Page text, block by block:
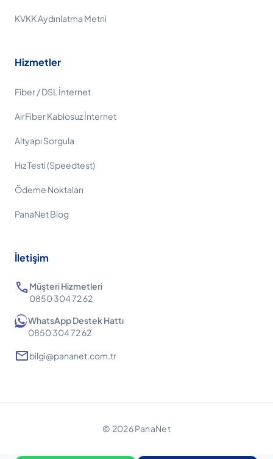
KVKK Aydınlatma Metni
Hizmetler
Fiber / DSL İnternet
AirFiber Kablosuz İnternet
Altyapı Sorgula
Hız Testi (Speedtest)
Ödeme Noktaları
PanaNet Blog
İletişim
call Müşteri Hizmetleri
0850 304 72 62
WhatsApp Destek Hattı
0850 304 72 62
mailbilgi@pananet.com.tr
© 2026 PanaNet